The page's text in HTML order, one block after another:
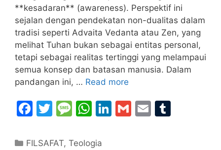
**kesadaran** (awareness). Perspektif ini
sejalan dengan pendekatan non-dualitas dalam
tradisi seperti Advaita Vedanta atau Zen, yang
melihat Tuhan bukan sebagai entitas personal,
tetapi sebagai realitas tertinggi yang melampaui
semua konsep dan batasan manusia. Dalam
pandangan ini, … Read more
F
c
T
itt
M
s
W
at
Li G
E
Categories
FILSAFAT,Teologia